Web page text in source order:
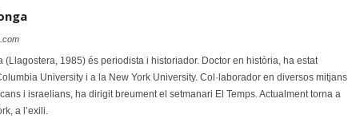
(Llagostera, 1985) és periodista i historiador. Doctor en història, ha estat
University i a la New York University. Col·laborador en diversos mitjans
i israelians, ha dirigit breument el setmanari El Temps. Actualment torna a
a l’exili.